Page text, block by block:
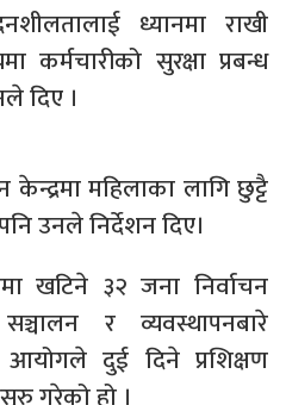
ध्यानमा राखी
कर्मचारीको सुरक्षा प्रबन्ध
दिए ।
महिलाका लागि छुट्टै
उनले निर्देशन दिए।
खटिने ३२ जना निर्वाचन
र व्यवस्थापनबारे
आयोगले दुई दिने प्रशिक्षण